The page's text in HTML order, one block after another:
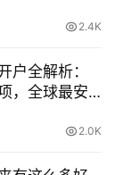
2.4K
户全解析：
，全球最安
2.0K